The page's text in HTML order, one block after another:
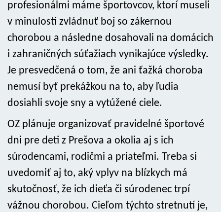
profesionálmi máme športovcov, ktorí museli
v minulosti zvládnuť boj so zákernou
chorobou a následne dosahovali na domácich
i zahraničných súťažiach vynikajúce výsledky.
Je presvedčená o tom, že ani ťažká choroba
nemusí byť prekážkou na to, aby ľudia
dosiahli svoje sny a vytúžené ciele.
OZ plánuje organizovať pravidelné športové
dni pre deti z Prešova a okolia aj s ich
súrodencami, rodičmi a priateľmi. Treba si
uvedomiť aj to, aký vplyv na blízkych má
skutočnosť, že ich dieťa či súrodenec trpí
vážnou chorobou. Cieľom týchto stretnutí je,